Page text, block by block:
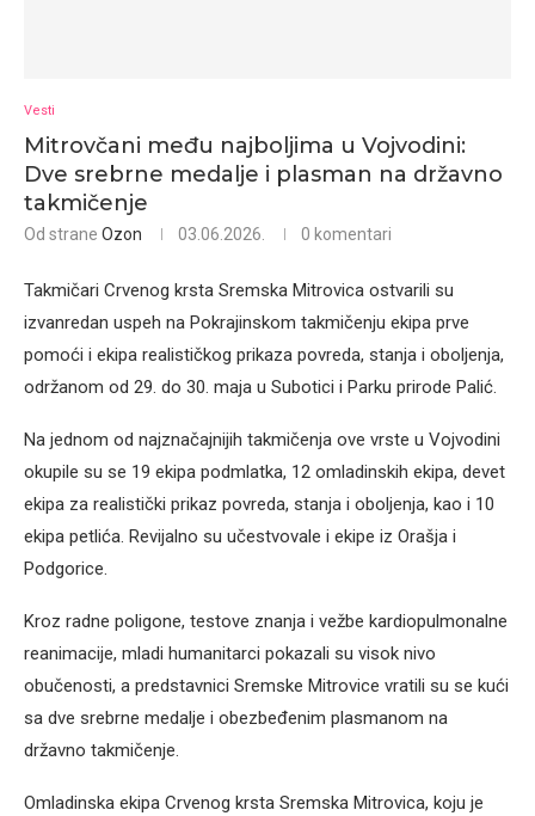
Vesti
Mitrovčani među najboljima u Vojvodini:
Dve srebrne medalje i plasman na državno
takmičenje
Od strane Ozon 03.06.2026. 0 komentari
Takmičari Crvenog krsta Sremska Mitrovica ostvarili su
izvanredan uspeh na Pokrajinskom takmičenju ekipa prve
pomoći i ekipa realističkog prikaza povreda, stanja i oboljenja,
održanom od 29. do 30. maja u Subotici i Parku prirode Palić.
Na jednom od najznačajnijih takmičenja ove vrste u Vojvodini
okupile su se 19 ekipa podmlatka, 12 omladinskih ekipa, devet
ekipa za realistički prikaz povreda, stanja i oboljenja, kao i 10
ekipa petlića. Revijalno su učestvovale i ekipe iz Orašja i
Podgorice.
Kroz radne poligone, testove znanja i vežbe kardiopulmonalne
reanimacije, mladi humanitarci pokazali su visok nivo
obučenosti, a predstavnici Sremske Mitrovice vratili su se kući
sa dve srebrne medalje i obezbeđenim plasmanom na
državno takmičenje.
Omladinska ekipa Crvenog krsta Sremska Mitrovica, koju je